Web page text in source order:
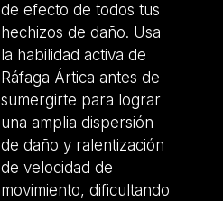
de efecto de todos tus
hechizos de daño. Usa
la habilidad activa de
Ráfaga Ártica antes de
sumergirte para lograr
una amplia dispersión
de daño y ralentización
de velocidad de
movimiento, dificultando